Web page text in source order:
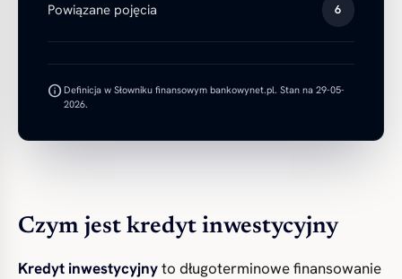
Powiązane pojęcia 6
infoDefinicja w Słowniku finansowym bankowynet.pl. Stan na 29-05-
2026.
Czym jest kredyt inwestycyjny
Kredyt inwestycyjnyto długoterminowe finansowanie